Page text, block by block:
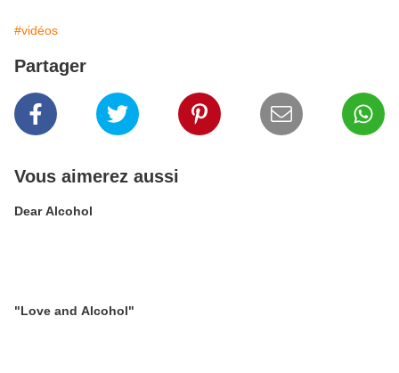
#vidéos
Partager
Vous aimerez aussi
Dear Alcohol
"Love and Alcohol"